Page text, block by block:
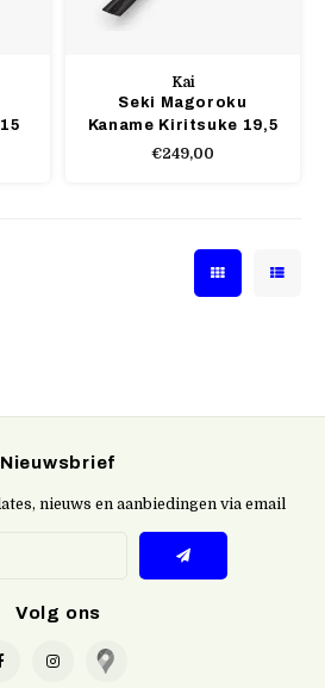
Kai
Seki Magoroku
Kaname Kiritsuke 19,5
cm
€249,00
Nieuwsbrief
nieuws en aanbiedingen via email
Volg ons